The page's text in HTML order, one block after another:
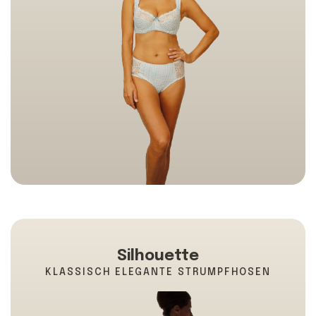
Silhouette
KLASSISCH ELEGANTE STRUMPFHOSEN